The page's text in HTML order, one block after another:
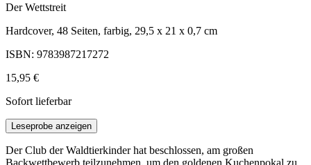
Der Wettstreit
Hardcover, 48 Seiten, farbig, 29,5 x 21 x 0,7 cm
ISBN: 9783987217272
15,95 €
Sofort lieferbar
Leseprobe anzeigen
Der Club der Waldtierkinder hat beschlossen, am großen